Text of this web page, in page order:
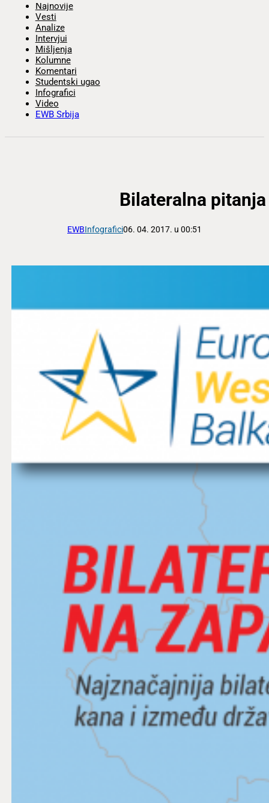
Najnovije
Vesti
Analize
Intervjui
Mišljenja
Kolumne
Komentari
Studentski ugao
Infografici
Video
EWB Srbija
Bilateralna
EWBInfografici06. 04. 2017. u 00:51